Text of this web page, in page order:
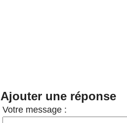
Ajouter une réponse
Votre message :